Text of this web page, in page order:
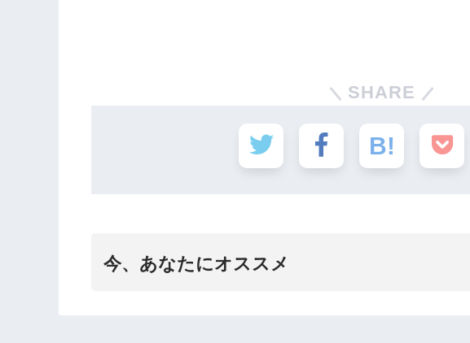
SHARE
今、あなたにオススメ